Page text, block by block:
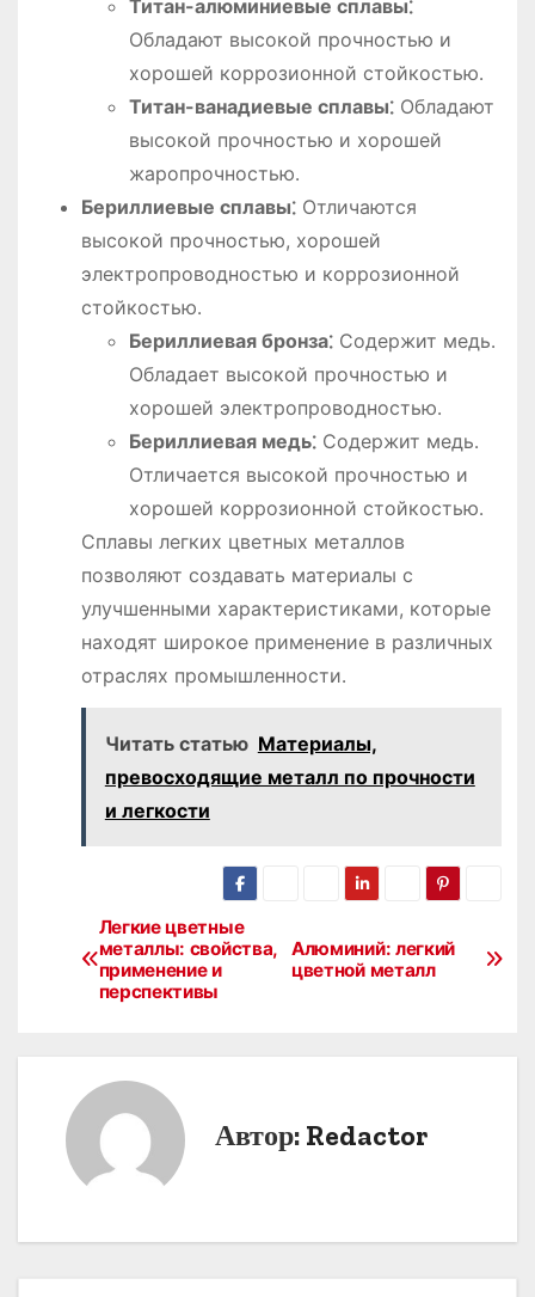
Титан-алюминиевые сплавы⁚
Обладают высокой прочностью и
хорошей коррозионной стойкостью․
Титан-ванадиевые сплавы⁚Обладают
высокой прочностью и хорошей
жаропрочностью․
Бериллиевые сплавы⁚Отличаются
высокой прочностью, хорошей
электропроводностью и коррозионной
стойкостью․
Бериллиевая бронза⁚Содержит медь․
Обладает высокой прочностью и
хорошей электропроводностью․
Бериллиевая медь⁚Содержит медь․
Отличается высокой прочностью и
хорошей коррозионной стойкостью․
Сплавы легких цветных металлов
позволяют создавать материалы с
улучшенными характеристиками, которые
находят широкое применение в различных
отраслях промышленности․
Читать статью Материалы,
превосходящие металл по прочности
и легкости
Н
и
а
Алюминий: легкий
цветной металл
Легкие цветные
металлы: свойства,
применение и
перспективы
Автор: Redactor